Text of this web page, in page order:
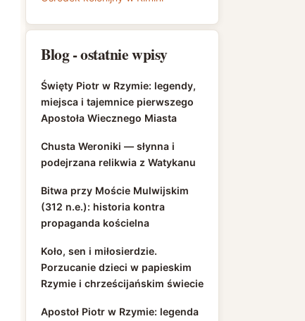
Blog - ostatnie wpisy
Święty Piotr w Rzymie: legendy,
miejsca i tajemnice pierwszego
Apostoła Wiecznego Miasta
Chusta Weroniki — słynna i
podejrzana relikwia z Watykanu
Bitwa przy Moście Mulwijskim
(312 n.e.): historia kontra
propaganda kościelna
Koło, sen i miłosierdzie.
Porzucanie dzieci w papieskim
Rzymie i chrześcijańskim świecie
Apostoł Piotr w Rzymie: legenda